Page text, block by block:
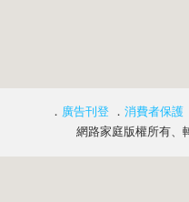
． 廣告刊登 ． 消費者保護
網路家庭版權所有、